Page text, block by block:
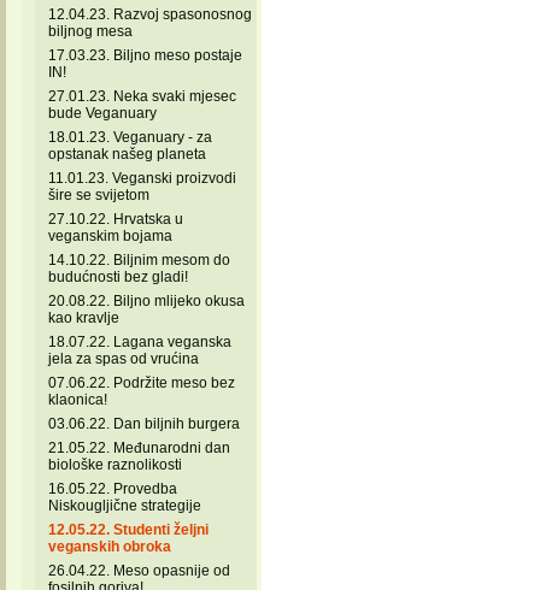
12.04.23. Razvoj spasonosnog
biljnog mesa
17.03.23. Biljno meso postaje
IN!
27.01.23. Neka svaki mjesec
bude Veganuary
18.01.23. Veganuary - za
opstanak našeg planeta
11.01.23. Veganski proizvodi
šire se svijetom
27.10.22. Hrvatska u
veganskim bojama
14.10.22. Biljnim mesom do
budućnosti bez gladi!
20.08.22. Biljno mlijeko okusa
kao kravlje
18.07.22. Lagana veganska
jela za spas od vrućina
07.06.22. Podržite meso bez
klaonica!
03.06.22. Dan biljnih burgera
21.05.22. Međunarodni dan
biološke raznolikosti
16.05.22. Provedba
Niskougljične strategije
12.05.22. Studenti željni
veganskih obroka
26.04.22. Meso opasnije od